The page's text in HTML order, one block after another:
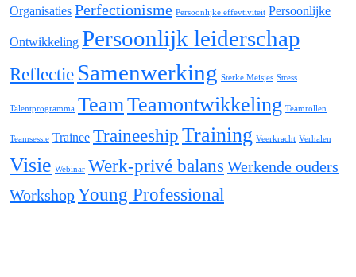
Organisaties Perfectionisme Persoonlijke effevtiviteit Persoonlijke
Ontwikkeling Persoonlijk leiderschap
Reflectie Samenwerking Sterke Meisjes Stress
Talentprogramma TeamTeamontwikkeling Teamrollen
Teamsessie Trainee TraineeshipTraining Veerkracht Verhalen
Visie Webinar Werk-privé balans Werkende ouders
WorkshopYoung Professional